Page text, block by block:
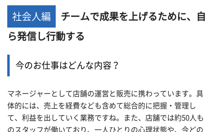
社会人編 チームで成果を上げるために、自
ら発信し行動する
今のお仕事はどんな内容？
マネージャーとして店舗の運営と販売に携わっています。具
体的には、売上を経費なども含めて総合的に把握・管理し
て、利益を出していく業務ですね。また、店舗では約50人も
のスタッフが働いており、一人ひとりの心理状態や、今どの